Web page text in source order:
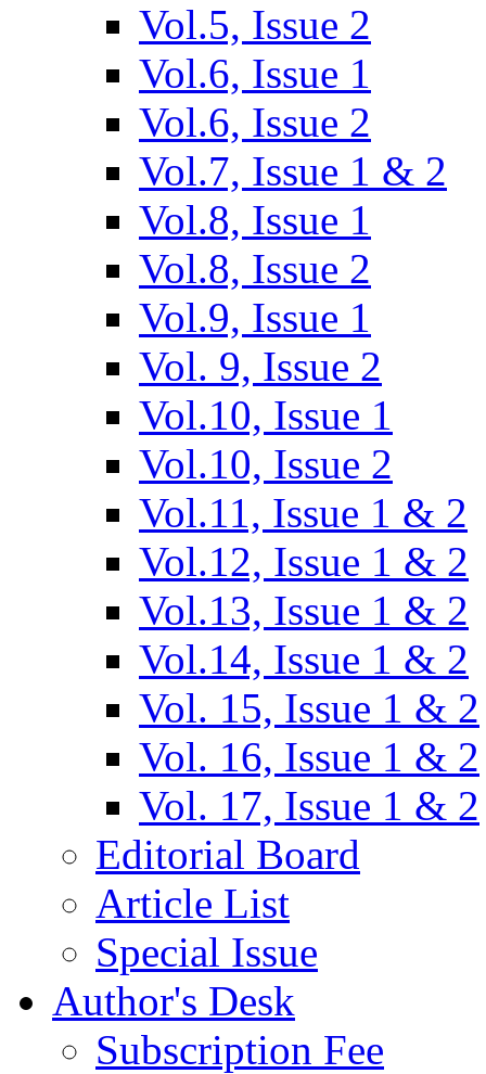
Vol.5, Issue 2
Vol.6, Issue 1
Vol.6, Issue 2
Vol.7, Issue 1 & 2
Vol.8, Issue 1
Vol.8, Issue 2
Vol.9, Issue 1
Vol. 9, Issue 2
Vol.10, Issue 1
Vol.10, Issue 2
Vol.11, Issue 1 & 2
Vol.12, Issue 1 & 2
Vol.13, Issue 1 & 2
Vol.14, Issue 1 & 2
Vol. 15, Issue 1 & 2
Vol. 16, Issue 1 & 2
Vol. 17, Issue 1 & 2
Editorial Board
Article List
Special Issue
Author's Desk
Subscription Fee